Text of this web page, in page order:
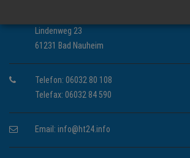
Lindenweg 23
61231 Bad Nauheim
Telefon: 06032 80 108
Telefax: 06032 84 590
Email: info@ht24.info